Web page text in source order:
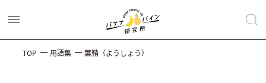
TOP 用語集 葉鞘（ようしょう）